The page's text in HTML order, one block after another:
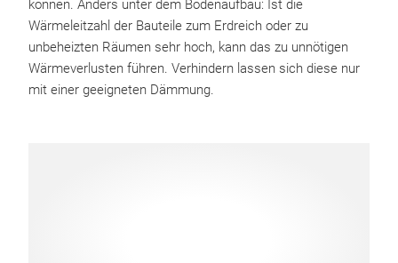
können. Anders unter dem Bodenaufbau: Ist die
Wärmeleitzahl der Bauteile zum Erdreich oder zu
unbeheizten Räumen sehr hoch, kann das zu unnötigen
Wärmeverlusten führen. Verhindern lassen sich diese nur
mit einer geeigneten Dämmung.